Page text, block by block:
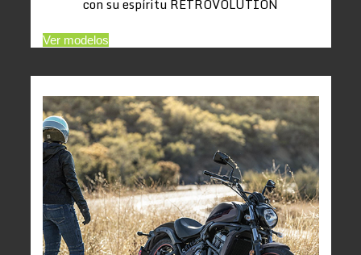
Ver modelos